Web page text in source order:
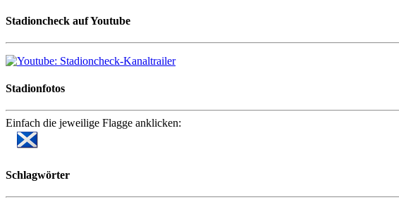
Stadioncheck auf Youtube
Stadionfotos
Einfach die jeweilige Flagge anklicken:
Schlagwörter